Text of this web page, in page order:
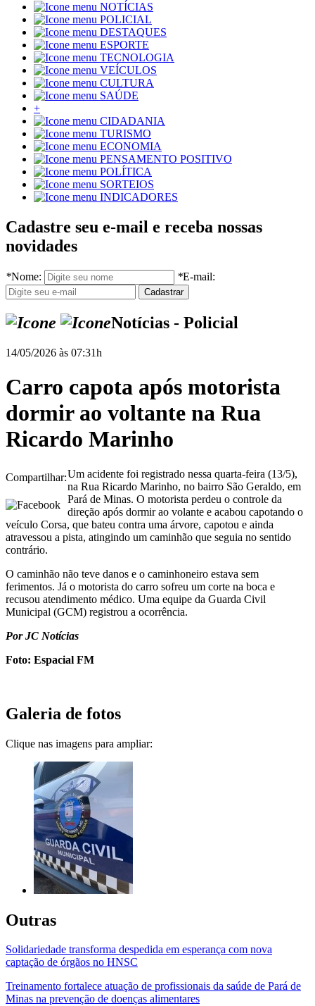
NOTÍCIAS
POLICIAL
DESTAQUES
ESPORTE
TECNOLOGIA
VEÍCULOS
CULTURA
SAÚDE
+
CIDADANIA
TURISMO
ECONOMIA
PENSAMENTO POSITIVO
POLÍTICA
SORTEIOS
INDICADORES
Cadastre seu e-mail e receba nossas
novidades
*Nome: *E-mail:
Notícias - Policial
14/05/2026 às 07:31h
Carro capota após motorista
dormir ao voltante na Rua
Ricardo Marinho
Compartilhar:Um acidente foi registrado nessa quarta-feira (13/5),
na Rua Ricardo Marinho, no bairro São Geraldo, em
Pará de Minas. O motorista perdeu o controle da
direção após dormir ao volante e acabou capotando o
veículo Corsa, que bateu contra uma árvore, capotou e ainda
atravessou a pista, atingindo um caminhão que seguia no sentido
contrário.
O caminhão não teve danos e o caminhoneiro estava sem
ferimentos. Já o motorista do carro sofreu um corte na boca e
recusou atendimento médico. Uma equipe da Guarda Civil
Municipal (GCM) registrou a ocorrência.
Por JC Notícias
Foto: Espacial FM
Galeria de fotos
Clique nas imagens para ampliar:
Outras
Solidariedade transforma despedida em esperança com nova
captação de órgãos no HNSC
Treinamento fortalece atuação de profissionais da saúde de Pará de
Minas na prevenção de doenças alimentares